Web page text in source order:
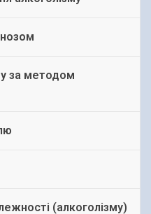
за методом
(алкоголізму)